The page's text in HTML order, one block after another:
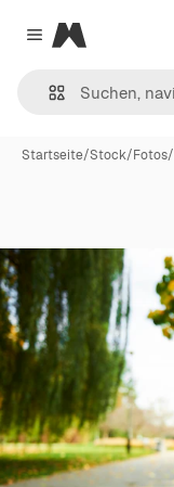
Close menu
Magnific
Startseite/Stock/Fotos/